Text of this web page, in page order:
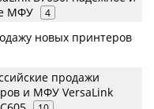
МФУ
4
новых принтеров
продажи
и МФУ VersaLink